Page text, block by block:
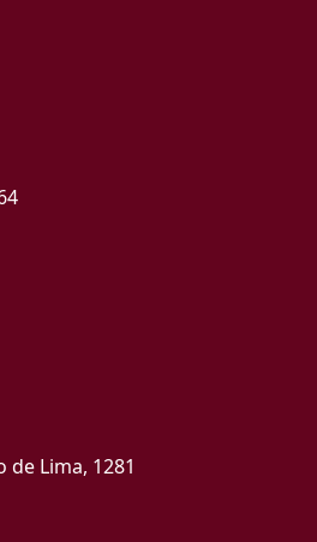
de Lima, 1281